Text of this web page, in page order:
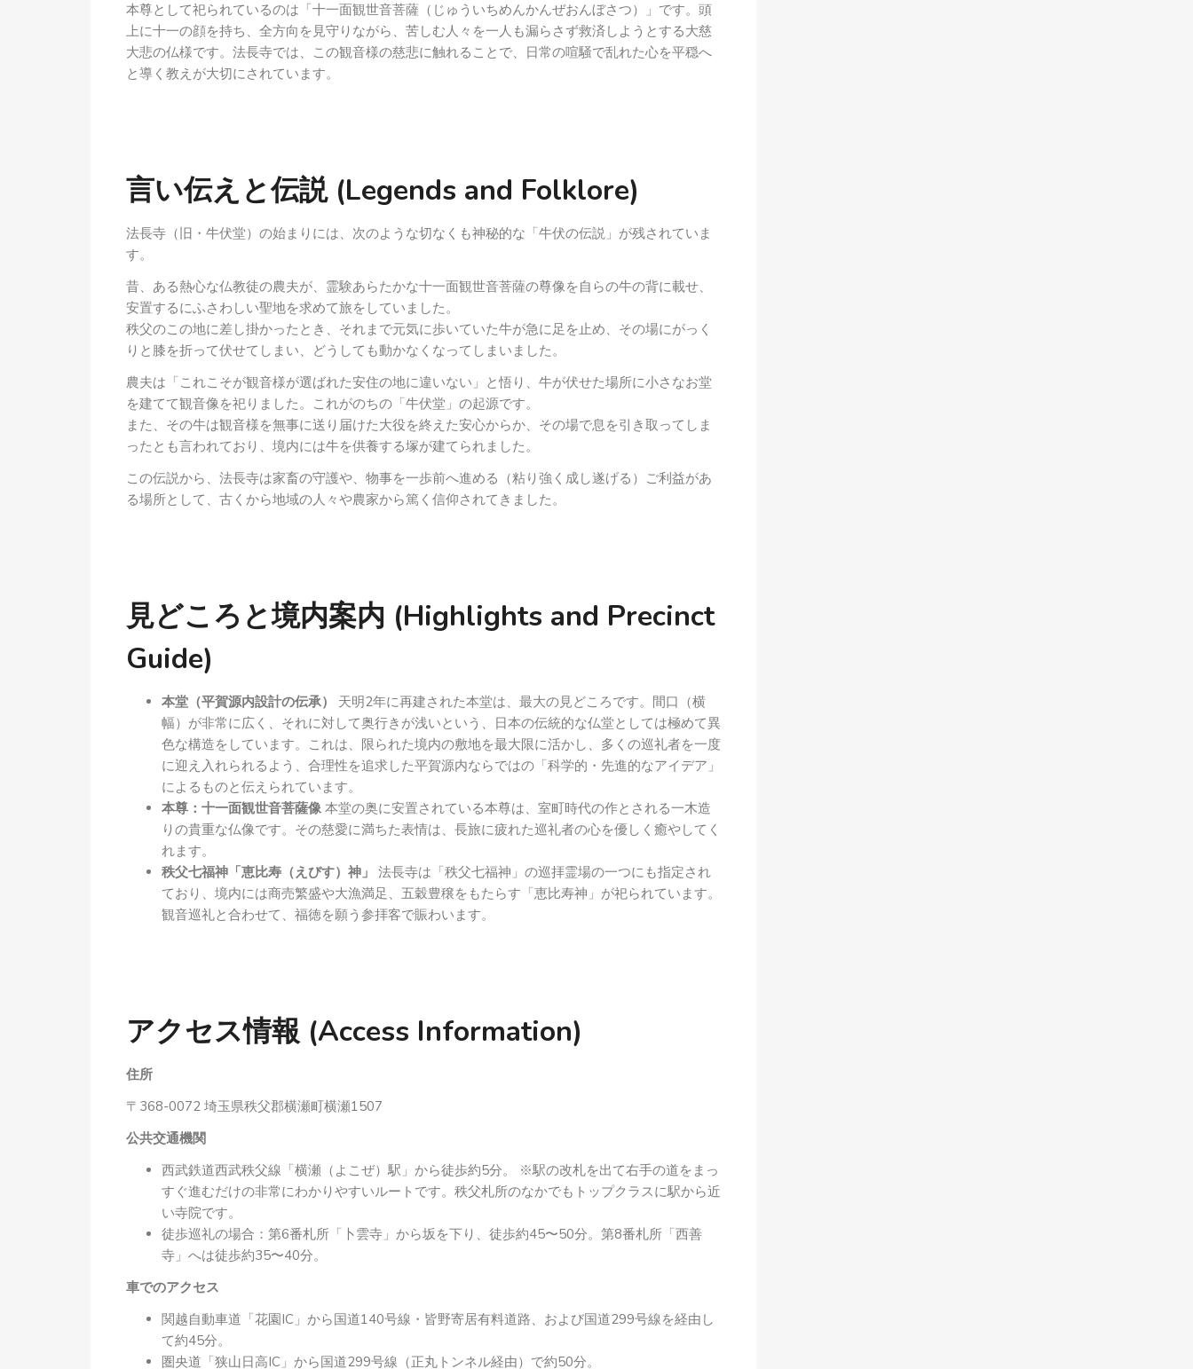
本尊として祀られているのは「十一面観世音菩薩（じゅういちめんかんぜおんぼさつ）」です。頭
上に十一の顔を持ち、全方向を見守りながら、苦しむ人々を一人も漏らさず救済しようとする大慈
大悲の仏様です。法長寺では、この観音様の慈悲に触れることで、日常の喧騒で乱れた心を平穏へ
と導く教えが大切にされています。
言い伝えと伝説 (Legends and Folklore)
法長寺（旧・牛伏堂）の始まりには、次のような切なくも神秘的な「牛伏の伝説」が残されていま
す。
昔、ある熱心な仏教徒の農夫が、霊験あらたかな十一面観世音菩薩の尊像を自らの牛の背に載せ、
安置するにふさわしい聖地を求めて旅をしていました。
秩父のこの地に差し掛かったとき、それまで元気に歩いていた牛が急に足を止め、その場にがっく
りと膝を折って伏せてしまい、どうしても動かなくなってしまいました。
農夫は「これこそが観音様が選ばれた安住の地に違いない」と悟り、牛が伏せた場所に小さなお堂
を建てて観音像を祀りました。これがのちの「牛伏堂」の起源です。
また、その牛は観音様を無事に送り届けた大役を終えた安心からか、その場で息を引き取ってしま
ったとも言われており、境内には牛を供養する塚が建てられました。
この伝説から、法長寺は家畜の守護や、物事を一歩前へ進める（粘り強く成し遂げる）ご利益があ
る場所として、古くから地域の人々や農家から篤く信仰されてきました。
見どころと境内案内 (Highlights and Precinct
Guide)
本堂（平賀源内設計の伝承）
天明2年に再建された本堂は、最大の見どころです。間口（横
幅）が非常に広く、それに対して奥行きが浅いという、日本の伝統的な仏堂としては極めて異
色な構造をしています。これは、限られた境内の敷地を最大限に活かし、多くの巡礼者を一度
に迎え入れられるよう、合理性を追求した平賀源内ならではの「科学的・先進的なアイデア」
によるものと伝えられています。
本尊：十一面観世音菩薩像 本堂の奥に安置されている本尊は、室町時代の作とされる一木造
りの貴重な仏像です。その慈愛に満ちた表情は、長旅に疲れた巡礼者の心を優しく癒やしてく
れます。
秩父七福神「恵比寿（えびす）神」 法長寺は「秩父七福神」の巡拝霊場の一つにも指定され
ており、境内には商売繁盛や大漁満足、五穀豊穣をもたらす「恵比寿神」が祀られています。
観音巡礼と合わせて、福徳を願う参拝客で賑わいます。
アクセス情報 (Access Information)
住所
〒368-0072 埼玉県秩父郡横瀬町横瀬1507
公共交通機関
西武鉄道西武秩父線「横瀬（よこぜ）駅」から徒歩約5分。 ※駅の改札を出て右手の道をまっ
すぐ進むだけの非常にわかりやすいルートです。秩父札所のなかでもトップクラスに駅から近
い寺院です。
徒歩巡礼の場合：第6番札所「卜雲寺」から坂を下り、徒歩約45〜50分。第8番札所「西善
寺」へは徒歩約35〜40分。
車でのアクセス
関越自動車道「花園IC」から国道140号線・皆野寄居有料道路、および国道299号線を経由し
て約45分。
圏央道「狭山日高IC」から国道299号線（正丸トンネル経由）で約50分。